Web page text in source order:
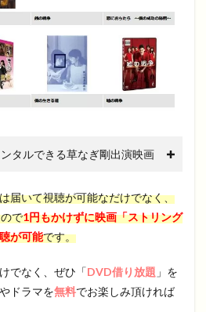
タルできる草なぎ剛出演映画
届いて視聴が可能なだけでなく、
で1円もかけずに映画「ストリング
が可能です。
でなく、ぜひ「DVD借り放題 」を
ドラマを無料でお楽しみ頂ければ